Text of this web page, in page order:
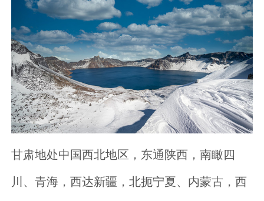
甘肃地处中国西北地区，东通陕西，南瞰四
川、青海，西达新疆，北扼宁夏、内蒙古，西